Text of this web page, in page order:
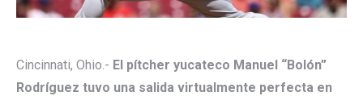
Cincinnati, Ohio.- El pítcher yucateco Manuel “Bolón”
Rodríguez tuvo una salida virtualmente perfecta en